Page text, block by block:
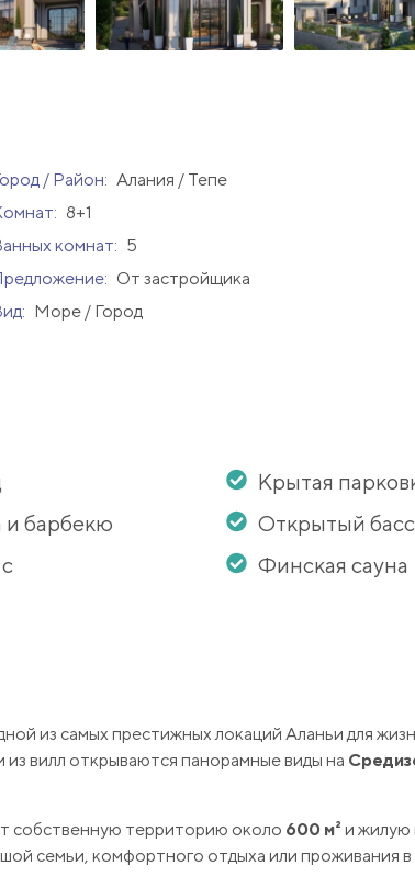
/ Район: Алания / Тепе
8+1
комнат: 5
От застройщика
Море / Город
и барбекю
Крытая
Открытый
Финская сауна
из самых престижных локаций Аланьи для
вилл открываются панорамные виды на
собственную территорию около 600 м² и жилую
семьи, комфортного отдыха или проживания